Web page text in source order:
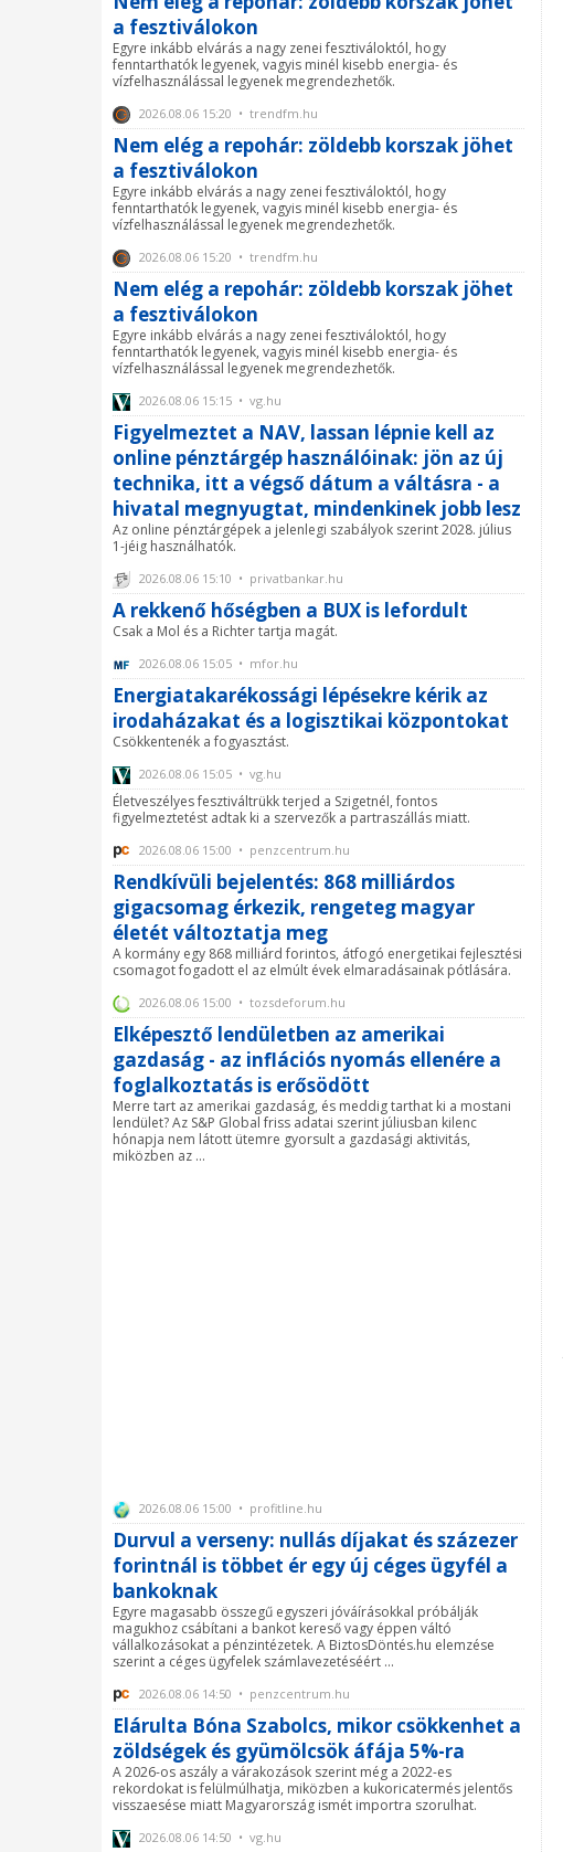
a fesztiválokon
Egyre inkább elvárás a nagy zenei fesztiváloktól, hogy
fenntarthatók legyenek, vagyis minél kisebb energia- és
vízfelhasználással legyenek megrendezhetők.
2026.08.06 15:20 • trendfm.hu
Nem elég a repohár: zöldebb korszak jöhet
a fesztiválokon
Egyre inkább elvárás a nagy zenei fesztiváloktól, hogy
fenntarthatók legyenek, vagyis minél kisebb energia- és
vízfelhasználással legyenek megrendezhetők.
2026.08.06 15:20 • trendfm.hu
Nem elég a repohár: zöldebb korszak jöhet
a fesztiválokon
Egyre inkább elvárás a nagy zenei fesztiváloktól, hogy
fenntarthatók legyenek, vagyis minél kisebb energia- és
vízfelhasználással legyenek megrendezhetők.
2026.08.06 15:15 • vg.hu
Figyelmeztet a NAV, lassan lépnie kell az
online pénztárgép használóinak: jön az új
technika, itt a végső dátum a váltásra - a
hivatal megnyugtat, mindenkinek jobb lesz
Az online pénztárgépek a jelenlegi szabályok szerint 2028. július
1-jéig használhatók.
2026.08.06 15:10 • privatbankar.hu
A rekkenő hőségben a BUX is lefordult
Csak a Mol és a Richter tartja magát.
2026.08.06 15:05 • mfor.hu
Energiatakarékossági lépésekre kérik az
irodaházakat és a logisztikai központokat
Csökkentenék a fogyasztást.
2026.08.06 15:05 • vg.hu
Életveszélyes fesztiváltrükk terjed a Szigetnél, fontos
figyelmeztetést adtak ki a szervezők a partraszállás miatt.
2026.08.06 15:00 • penzcentrum.hu
Rendkívüli bejelentés: 868 milliárdos
gigacsomag érkezik, rengeteg magyar
életét változtatja meg
A kormány egy 868 milliárd forintos, átfogó energetikai fejlesztési
csomagot fogadott el az elmúlt évek elmaradásainak pótlására.
2026.08.06 15:00 • tozsdeforum.hu
Elképesztő lendületben az amerikai
gazdaság - az inflációs nyomás ellenére a
foglalkoztatás is erősödött
Merre tart az amerikai gazdaság, és meddig tarthat ki a mostani
lendület? Az S&P Global friss adatai szerint júliusban kilenc
hónapja nem látott ütemre gyorsult a gazdasági aktivitás,
miközben az ...
2026.08.06 15:00 • profitline.hu
Durvul a verseny: nullás díjakat és százezer
forintnál is többet ér egy új céges ügyfél a
bankoknak
Egyre magasabb összegű egyszeri jóváírásokkal próbálják
magukhoz csábítani a bankot kereső vagy éppen váltó
vállalkozásokat a pénzintézetek. A BiztosDöntés.hu elemzése
szerint a céges ügyfelek számlavezetéséért ...
2026.08.06 14:50 • penzcentrum.hu
Elárulta Bóna Szabolcs, mikor csökkenhet a
zöldségek és gyümölcsök áfája 5%-ra
A 2026-os aszály a várakozások szerint még a 2022-es
rekordokat is felülmúlhatja, miközben a kukoricatermés jelentős
visszaesése miatt Magyarország ismét importra szorulhat.
2026.08.06 14:50 • vg.hu